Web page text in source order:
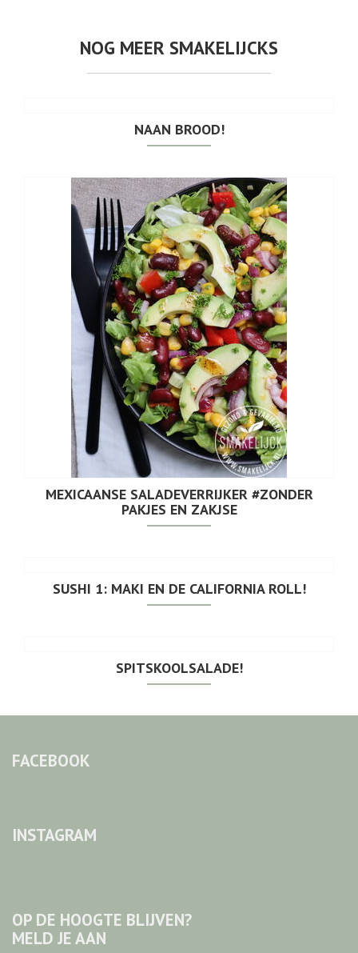
NOG MEER SMAKELIJCKS
NAAN BROOD!
MEXICAANSE SALADEVERRIJKER #ZONDER
PAKJES EN ZAKJSE
SUSHI 1: MAKI EN DE CALIFORNIA ROLL!
SPITSKOOLSALADE!
FACEBOOK
INSTAGRAM
OP DE HOOGTE BLIJVEN?
MELD JE AAN